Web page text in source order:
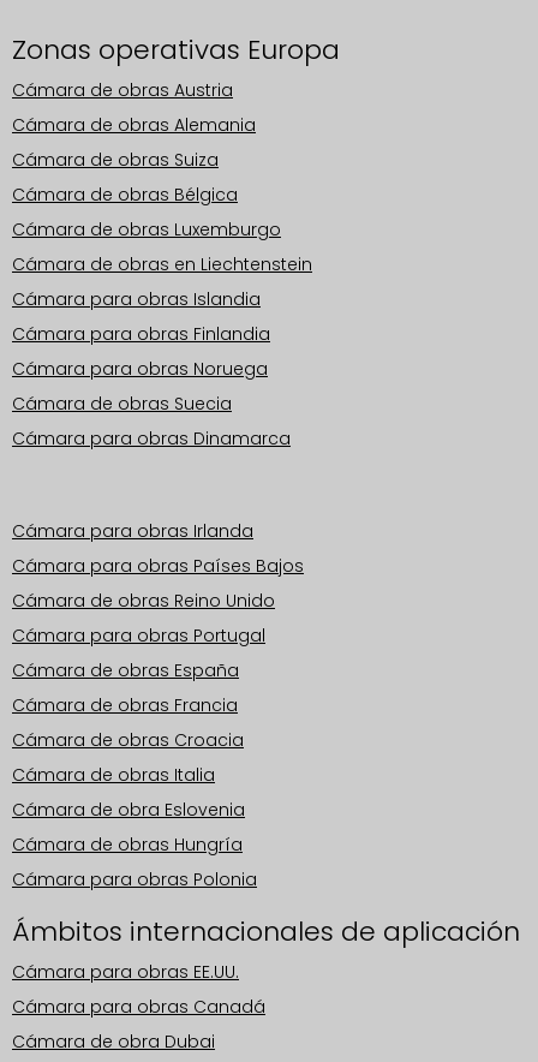
Zonas operativas Europa
Cámara de obras Austria
Cámara de obras Alemania
Cámara de obras Suiza
Cámara de obras Bélgica
Cámara de obras Luxemburgo
Cámara de obras en Liechtenstein
Cámara para obras Islandia
Cámara para obras Finlandia
Cámara para obras Noruega
Cámara de obras Suecia
Cámara para obras Dinamarca
Cámara para obras Irlanda
Cámara para obras Países Bajos
Cámara de obras Reino Unido
Cámara para obras Portugal
Cámara de obras España
Cámara de obras Francia
Cámara de obras Croacia
Cámara de obras Italia
Cámara de obra Eslovenia
Cámara de obras Hungría
Cámara para obras Polonia
Ámbitos internacionales de aplicación
Cámara para obras EE.UU.
Cámara para obras Canadá
Cámara de obra Dubai